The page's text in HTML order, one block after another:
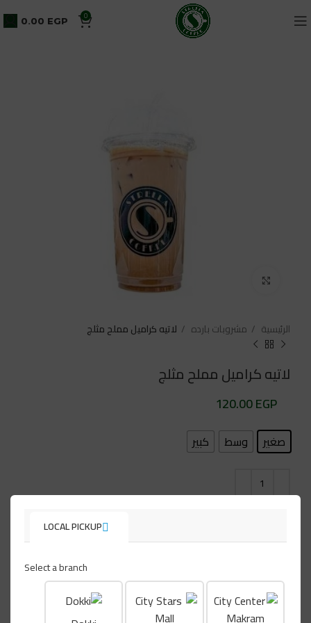
LOCAL PICKUP
Select a branch
0
0.00 EGP
الرئيسية مشروبات بارده لاتيه كراميل مملح مثلج
لاتيه كراميل مملح مثلج
EGP
صغير وسط كبير
التصنيف:مشروبات بارده
تابعنا على: